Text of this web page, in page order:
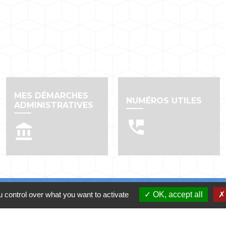
MES DÉMARCHES
ADMINISTRATIVES
account_balance
NUMÉROS UTILES
perm_phone_msg
over what you want to activate OK, accept all